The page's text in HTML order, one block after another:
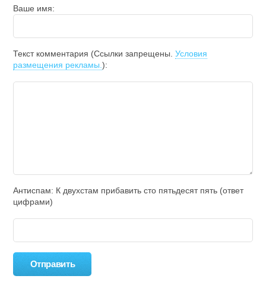
Ваше имя:
Текст комментария (Ссылки запрещены.Условия
размещения рекламы.):
Антиспам: К двухcтам прибавить cто пятьдecят пять (ответ
цифрами)